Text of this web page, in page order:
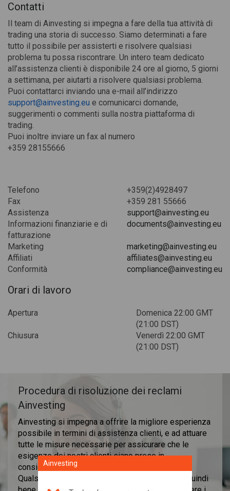
Contatti
Il team di Ainvesting si impegna a fare della tua attività di
trading una storia di successo. Siamo determinati a fare
tutto il possibile per assisterti e risolvere qualsiasi
problema tu possa riscontrare. Un intero team dedicato
all’assistenza clienti è disponibile 24 ore al giorno, 5 giorni
a settimana, per aiutarti a risolvere qualsiasi problema.
Puoi contattarci inviando una e-mail all’indirizzo
support@ainvesting.eu e comunicarci domande,
suggerimenti o commenti sulla nostra piattaforma di
trading.
Puoi inoltre inviare un fax al numero
+359 28155666
Telefono
+359(2)4928497
Fax
+359 281 55666
Assistenza
support@ainvesting.eu
Informazioni finanziarie e di
fatturazione
documents@ainvesting.eu
Marketing
marketing@ainvesting.eu
Affiliati
affiliates@ainvesting.eu
Conformità
compliance@ainvesting.eu
Orari di lavoro
Apertura
Domenica 22:00 GMT
(21:00 DST)
Chiusura
Venerdì 22:00 GMT
(21:00 DST)
Procedura di risoluzione dei reclami
Ainvesting
Ainvesting si impegna a offrire la migliore esperienza
possibile in termini di assistenza clienti, e ad attuare
tutte le misure necessarie per assicurare che le
esigenze dei nostri clienti siano prese in
considerazione e soddisfatte.
Qualsiasi feedback da parte dei nostri clienti è quindi
Ainvesting